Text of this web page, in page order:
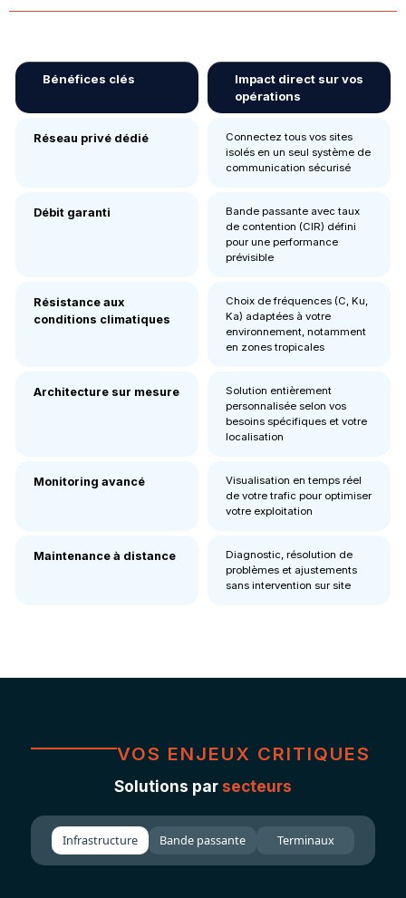
Bénéfices clés
Impact direct sur vos
opérations
Réseau privé dédié
Connectez tous vos sites
isolés en un seul système de
communication sécurisé
Débit garanti
Bande passante avec taux
de contention (CIR) défini
pour une performance
prévisible
Résistance aux
conditions climatiques
Choix de fréquences (C, Ku,
Ka) adaptées à votre
environnement, notamment
en zones tropicales
Architecture sur mesure
Solution entièrement
personnalisée selon vos
besoins spécifiques et votre
localisation
Monitoring avancé
Visualisation en temps réel
de votre trafic pour optimiser
votre exploitation
Maintenance à distance
Diagnostic, résolution de
problèmes et ajustements
sans intervention sur site
VOS ENJEUX CRITIQUES
Solutions parsecteurs
Infrastructure Bande passante Terminaux